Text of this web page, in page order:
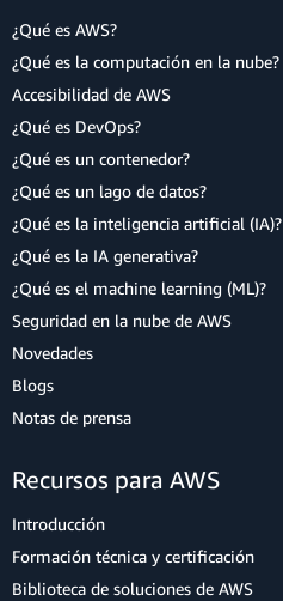
¿Qué es AWS?
¿Qué es la computación en la nube?
Accesibilidad de AWS
¿Qué es DevOps?
¿Qué es un contenedor?
¿Qué es un lago de datos?
¿Qué es la inteligencia artificial (IA)?
¿Qué es la IA generativa?
¿Qué es el machine learning (ML)?
Seguridad en la nube de AWS
Novedades
Blogs
Notas de prensa
Recursos para AWS
Introducción
Formación técnica y certificación
Biblioteca de soluciones de AWS